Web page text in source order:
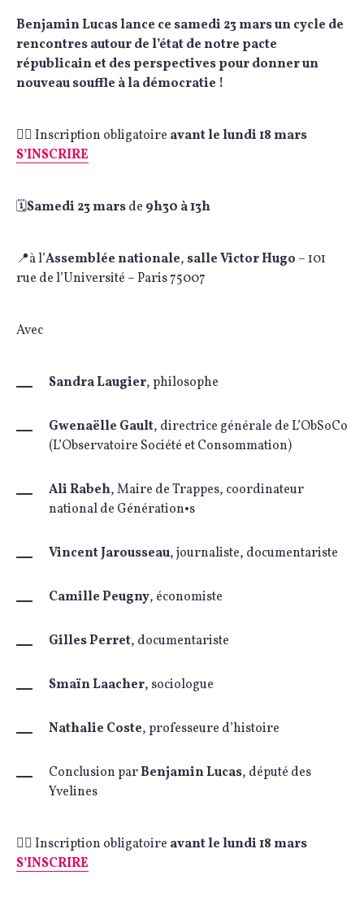
Benjamin Lucas lance ce samedi 23 mars un cycle de
rencontres autour de l’état de notre pacte
républicain et des perspectives pour donner un
nouveau souffle à la démocratie !
✍🏼 Inscription obligatoire avant le lundi 18 mars
S’INSCRIRE
🗓️Samedi 23 marsde 9h30 à 13h
📍à l’Assemblée nationale, salle Victor Hugo – 101
rue de l’Université – Paris 75007
Avec
Sandra Laugier, philosophe
Gwenaëlle Gault, directrice générale de L’ObSoCo
(L’Observatoire Société et Consommation)
Ali Rabeh, Maire de Trappes, coordinateur
national de Génération•s
Vincent Jarousseau, journaliste, documentariste
Camille Peugny, économiste
Gilles Perret, documentariste
Smaïn Laacher, sociologue
Nathalie Coste, professeure d’histoire
Conclusion parBenjamin Lucas, député des
Yvelines
✍🏼 Inscription obligatoire avant le lundi 18 mars
S’INSCRIRE